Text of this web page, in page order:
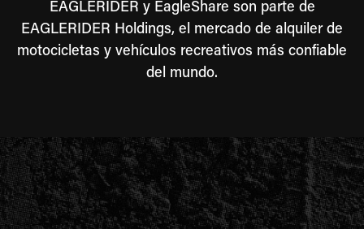
EAGLERIDER y EagleShare son parte de
EAGLERIDER Holdings, el mercado de alquiler de
motocicletas y vehículos recreativos más confiable
del mundo.